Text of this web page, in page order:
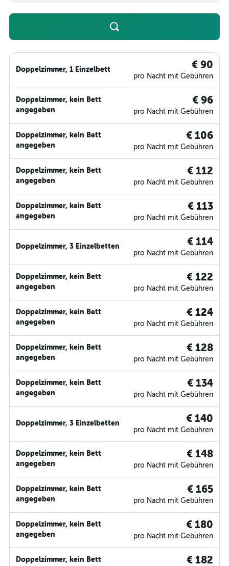
Doppelzimmer, 1 Einzelbett € 90
pro Nacht mit Gebühren
Doppelzimmer, kein Bett
angegeben
€ 96
pro Nacht mit Gebühren
Doppelzimmer, kein Bett
angegeben
€ 106
pro Nacht mit Gebühren
Doppelzimmer, kein Bett
angegeben
€ 112
pro Nacht mit Gebühren
Doppelzimmer, kein Bett
angegeben
€ 113
pro Nacht mit Gebühren
Doppelzimmer, 3 Einzelbetten € 114
pro Nacht mit Gebühren
Doppelzimmer, kein Bett
angegeben
€ 122
pro Nacht mit Gebühren
Doppelzimmer, kein Bett
angegeben
€ 124
pro Nacht mit Gebühren
Doppelzimmer, kein Bett
angegeben
€ 128
pro Nacht mit Gebühren
Doppelzimmer, kein Bett
angegeben
€ 134
pro Nacht mit Gebühren
Doppelzimmer, 3 Einzelbetten € 140
pro Nacht mit Gebühren
Doppelzimmer, kein Bett
angegeben
€ 148
pro Nacht mit Gebühren
Doppelzimmer, kein Bett
angegeben
€ 165
pro Nacht mit Gebühren
Doppelzimmer, kein Bett
angegeben
€ 180
pro Nacht mit Gebühren
Doppelzimmer, kein Bett
€ 182